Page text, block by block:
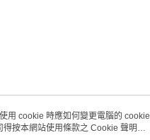
客戶服務
用 cookie 時應如何變更電腦的 cookie
按本網站使用條款之 Cookie 聲明使